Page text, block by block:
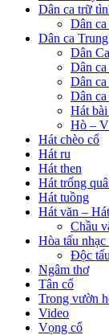
Dân ca trữ
Dân
Dân ca
Dân
Dân
Dân
Dân
Hát
Hò –
Hát chèo cổ
Hát ru
Hát then
Hát trống
Hát tuồng
Hát văn –
Chầu
Hòa tấu nhạc
Độc
Ngâm thơ
Tân cổ
Trong vườn
Video
Vọng cổ